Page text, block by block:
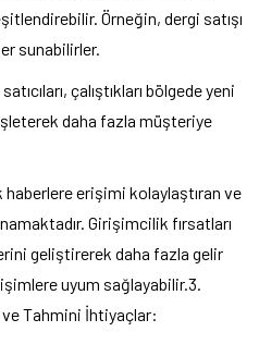
Örneğin, dergi satışı
sunabilirler.
çalıştıkları bölgede yeni
daha fazla müşteriye
haberlere erişimi kolaylaştıran ve
Girişimcilik fırsatları
geliştirerek daha fazla gelir
uyum sağlayabilir.3.
ve Tahmini İhtiyaçlar: